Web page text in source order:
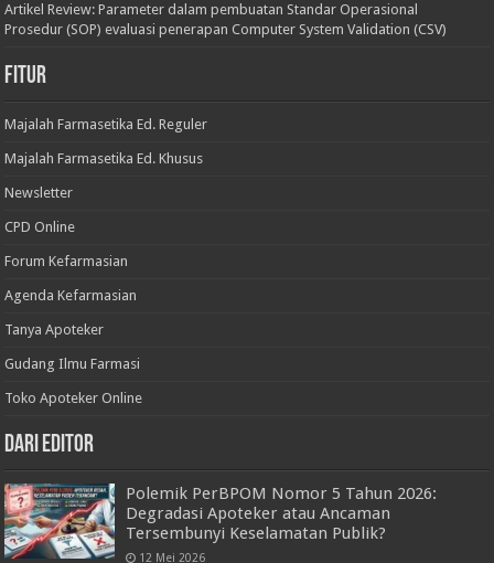
Artikel Review: Parameter dalam pembuatan Standar Operasional
Prosedur (SOP) evaluasi penerapan Computer System Validation (CSV)
Fitur
Majalah Farmasetika Ed. Reguler
Majalah Farmasetika Ed. Khusus
Newsletter
CPD Online
Forum Kefarmasian
Agenda Kefarmasian
Tanya Apoteker
Gudang Ilmu Farmasi
Toko Apoteker Online
Dari Editor
Polemik PerBPOM Nomor 5 Tahun 2026:
Degradasi Apoteker atau Ancaman
Tersembunyi Keselamatan Publik?
12 Mei 2026